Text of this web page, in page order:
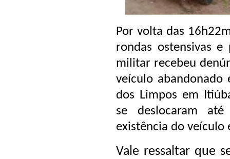
Por volta das
rondas ostensivas
militar recebeu
veículo abandonado
dos Limpos em
se deslocaram
existência do veículo
Vale ressaltar que